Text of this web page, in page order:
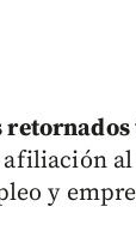
afiliación al
y